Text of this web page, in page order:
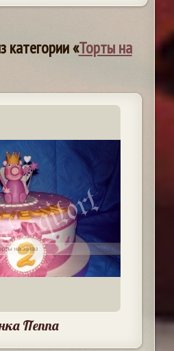
категории «Торты на
Пеппа